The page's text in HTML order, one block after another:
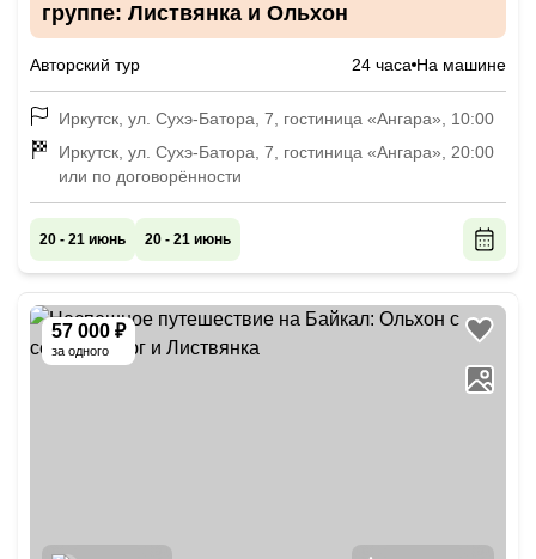
группе: Листвянка и Ольхон
Авторский тур 24 часа На машине
Иркутск, ул. Сухэ-Батора, 7, гостиница «Ангара», 10:00
Иркутск, ул. Сухэ-Батора, 7, гостиница «Ангара», 20:00
или по договорённости
20 - 21 июнь 20 - 21 июнь
57 000 ₽
за одного